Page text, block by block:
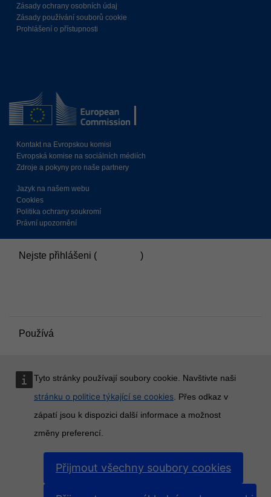
Tyto stránky používají soubory cookie. Navštivte naši
stránku o politice týkající se cookies. Přes odkaz v
zápatí jsou k dispozici další informace a možnost
změny preferencí.
Přijmout všechny soubory cookies
Zásady ochrany osobních údaj
Zásady používání souborů cookie
Prohlášení o přístupnosti
Kontakt na Evropskou komisi
Evropská komise na sociálních médiích
Zdroje a pokyny pro naše partnery
Jazyk na našem webu
Cookies
Politika ochrany soukromí
Právní upozornění
Nejste přihlášeni (
)
Používá